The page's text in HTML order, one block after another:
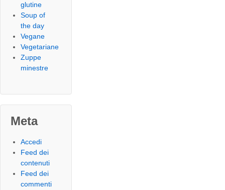
glutine
Soup of
the day
Vegane
Vegetariane
Zuppe
minestre
Meta
Accedi
Feed dei
contenuti
Feed dei
commenti